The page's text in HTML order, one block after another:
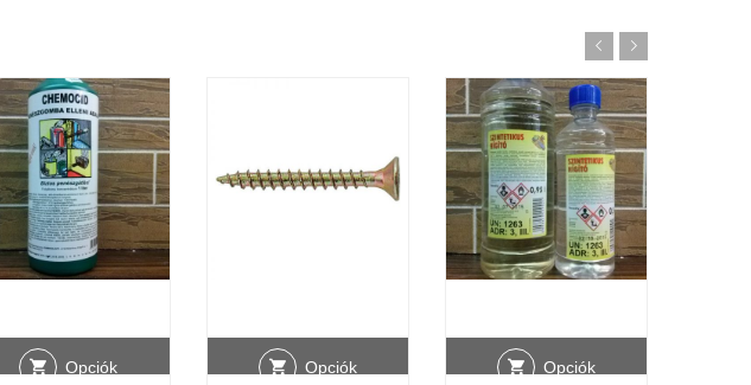
Opciók
Opciók
Opciók